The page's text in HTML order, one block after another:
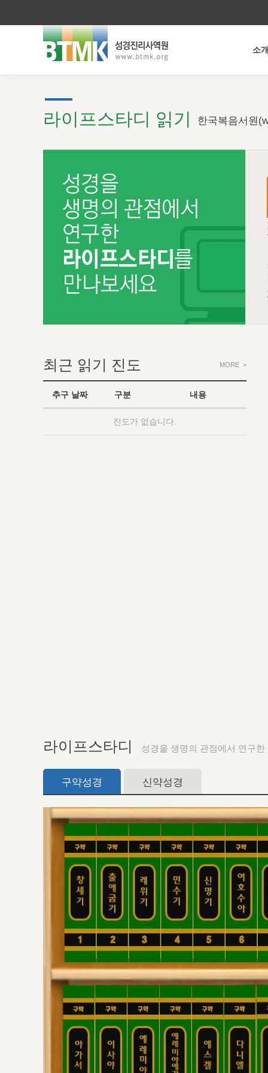
소
라이프스타디 읽기 한국복음서원
최근 읽기 진도 MORE >
추구 날짜 구분 내용
진도가 없습니다.
라이프스타디 성경을 생명의 관점에서 연구
구약성경 신약성경